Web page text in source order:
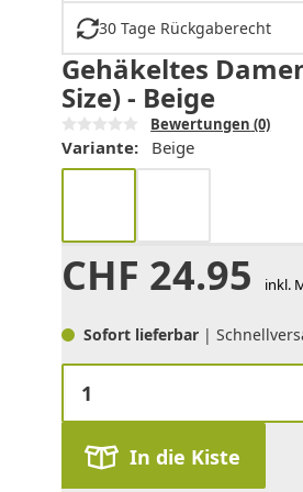
30 Tage Rückgaberecht
Gehäkeltes
Size) - Beige
Bewertungen (0)
Variante: Beige
CHF 24.95 inkl.
Sofort lieferbar |
In die Kiste